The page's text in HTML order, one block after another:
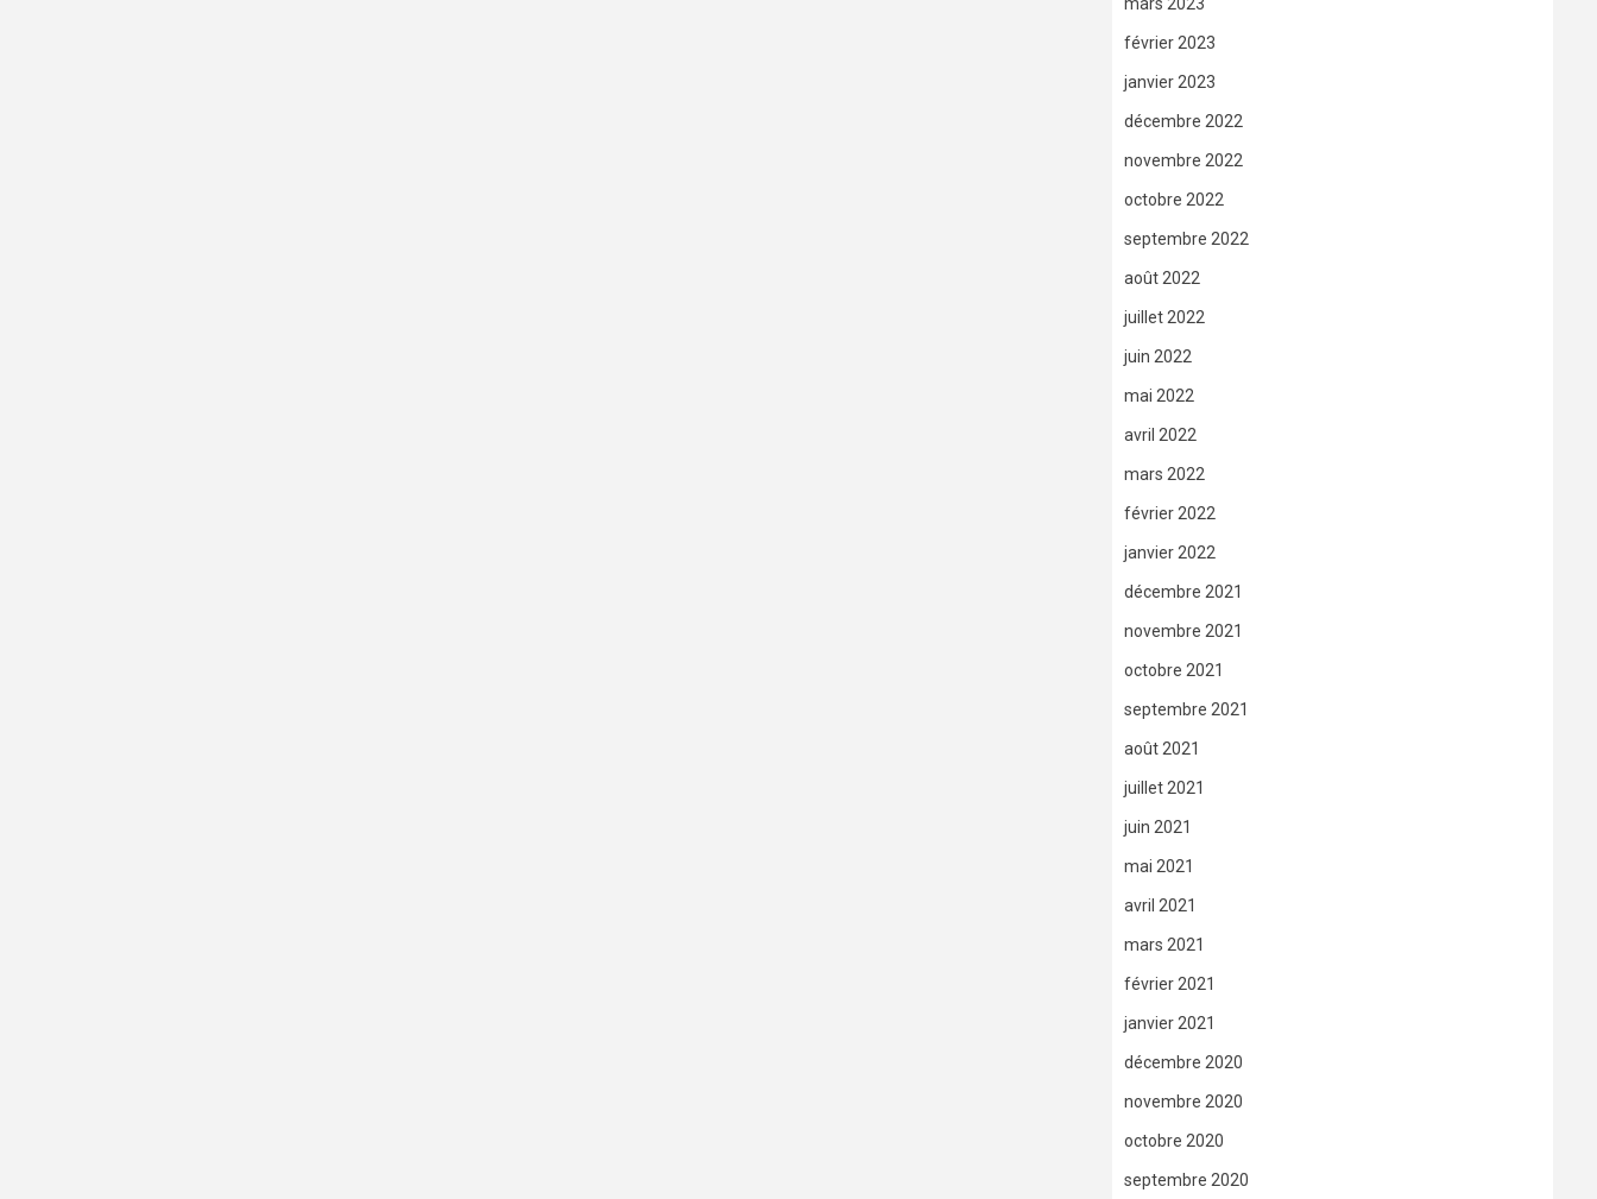
février 2023
janvier 2023
décembre 2022
novembre 2022
octobre 2022
septembre 2022
août 2022
juillet 2022
juin 2022
mai 2022
avril 2022
mars 2022
février 2022
janvier 2022
décembre 2021
novembre 2021
octobre 2021
septembre 2021
août 2021
juillet 2021
juin 2021
mai 2021
avril 2021
mars 2021
février 2021
janvier 2021
décembre 2020
novembre 2020
octobre 2020
septembre 2020